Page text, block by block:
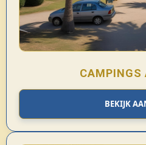
CAMPINGS
BEKIJK